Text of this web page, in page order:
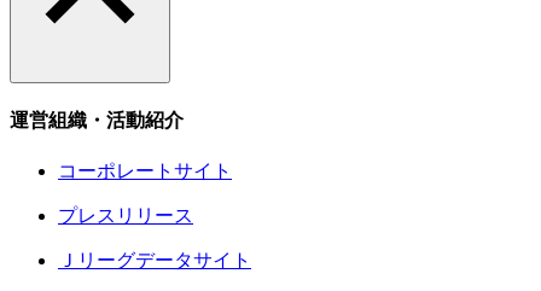
運営組織・活動紹介
コーポレートサイト
プレスリリース
Ｊリーグデータサイト